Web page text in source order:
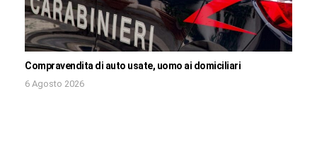
Compravendita di auto usate, uomo ai domiciliari
6 Agosto 2026